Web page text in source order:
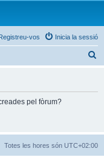
Inicia la sessió
vos
pel fòrum?
Totes les hores són UTC+02:00